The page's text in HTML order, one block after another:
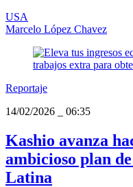
USA
Marcelo López Chavez
Reportaje
14/02/2026
06:35
Kashio avanza
ambicioso plan
Latina